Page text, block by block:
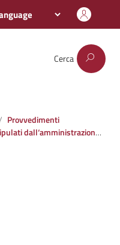
strumenti
Cerca
Provvedimenti
con soggetti privati o con altre amministrazioni pubbliche